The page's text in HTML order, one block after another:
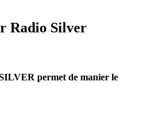
Radio Silver
permet de manier le